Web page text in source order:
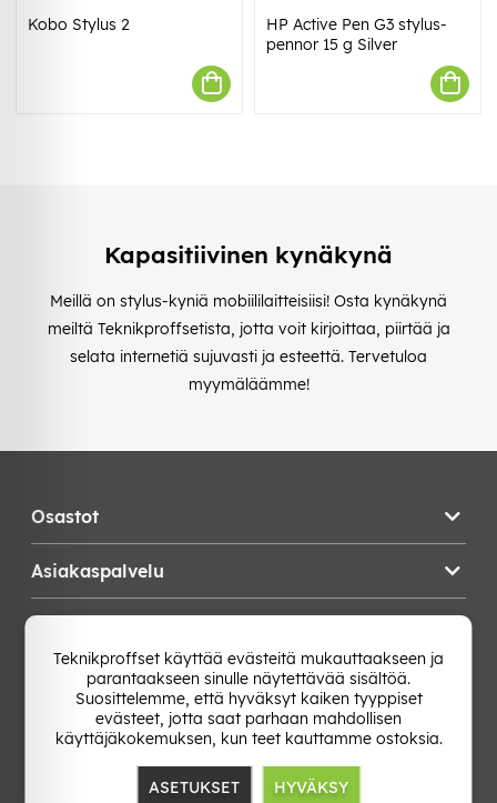
Kobo Stylus 2
HP Active Pen G3 stylus-
pennor 15 g Silver
Kapasitiivinen kynäkynä
Meillä on stylus-kyniä mobiililaitteisiisi! Osta kynäkynä
meiltä Teknikproffsetista, jotta voit kirjoittaa, piirtää ja
selata internetiä sujuvasti ja esteettä. Tervetuloa
myymäläämme!
Osastot
Asiakaspalvelu
Vaihda Maa
Teknikproffset käyttää evästeitä mukauttaakseen ja
parantaakseen sinulle näytettävää sisältöä.
Suosittelemme, että hyväksyt kaiken tyyppiset
evästeet, jotta saat parhaan mahdollisen
käyttäjäkokemuksen, kun teet kauttamme ostoksia.
ASETUKSET HYVÄKSY